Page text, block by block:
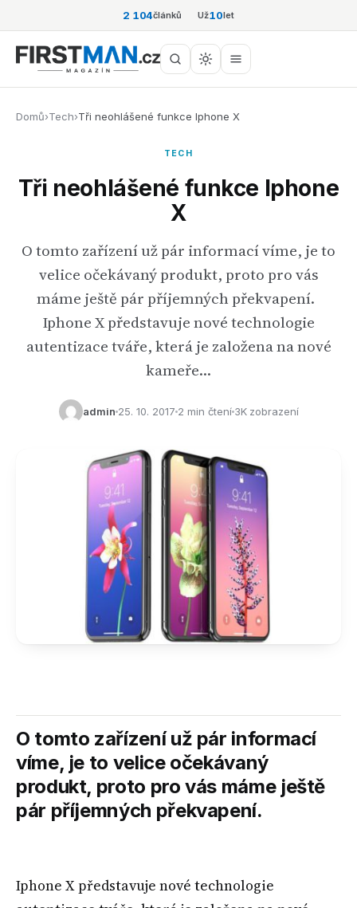
2 104článků Už10let
Domů›Tech›Tři neohlášené funkce Iphone X
TECH
Tři neohlášené funkce Iphone
X
O tomto zařízení už pár informací víme, je to
velice očekávaný produkt, proto pro vás
máme ještě pár příjemných překvapení.
Iphone X představuje nové technologie
autentizace tváře, která je založena na nové
kameře…
admin 25. 10. 2017 2 min čtení3K zobrazení
O tomto zařízení už pár informací
víme, je to velice očekávaný
produkt, proto pro vás máme ještě
pár příjemných překvapení.
Iphone X představuje nové technologie